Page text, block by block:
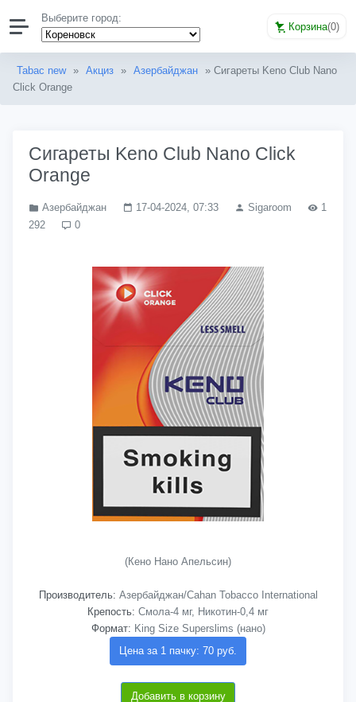
Выберите город:
Корзина(0)
Tabac new » Акциз » Азербайджан » Сигареты Keno Club Nano
Click Orange
Сигареты Keno Club Nano Click
Orange
Азербайджан 17-04-2024, 07:33 Sigaroom
1
292
0
(Кено Нано Апельсин)
Производитель: Азербайджан/Cahan Tobacco International
Крепость: Смола-4 мг, Никотин-0,4 мг
Формат: King Size Superslims (нано)
Цена за 1 пачку: 70 руб.
Добавить в корзину